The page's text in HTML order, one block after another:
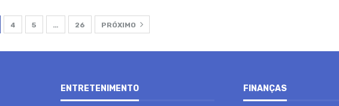
4 5 … 26 PRÓXIMO
ENTRETENIMENTO FINANÇAS